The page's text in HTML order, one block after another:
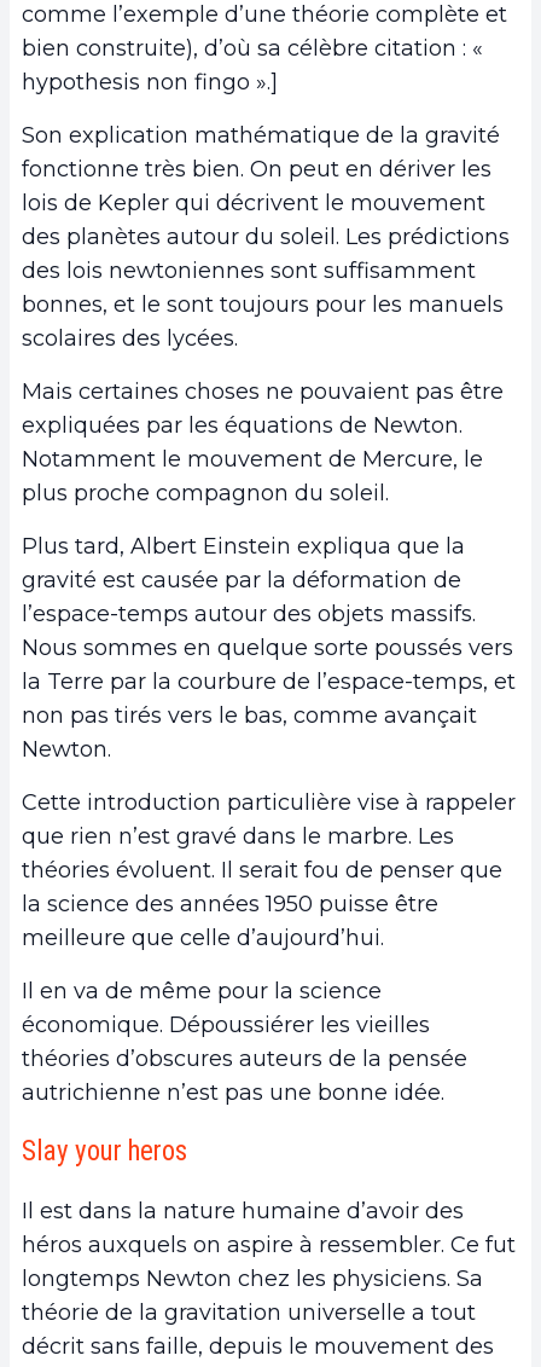
comme l’exemple d’une théorie complète et
bien construite), d’où sa célèbre citation : «
hypothesis non fingo ».]
Son explication mathématique de la gravité
fonctionne très bien. On peut en dériver les
lois de Kepler qui décrivent le mouvement
des planètes autour du soleil. Les prédictions
des lois newtoniennes sont suffisamment
bonnes, et le sont toujours pour les manuels
scolaires des lycées.
Mais certaines choses ne pouvaient pas être
expliquées par les équations de Newton.
Notamment le mouvement de Mercure, le
plus proche compagnon du soleil.
Plus tard, Albert Einstein expliqua que la
gravité est causée par la déformation de
l’espace-temps autour des objets massifs.
Nous sommes en quelque sorte poussés vers
la Terre par la courbure de l’espace-temps, et
non pas tirés vers le bas, comme avançait
Newton.
Cette introduction particulière vise à rappeler
que rien n’est gravé dans le marbre. Les
théories évoluent. Il serait fou de penser que
la science des années 1950 puisse être
meilleure que celle d’aujourd’hui.
Il en va de même pour la science
économique. Dépoussiérer les vieilles
théories d’obscures auteurs de la pensée
autrichienne n’est pas une bonne idée.
Slay your heros
Il est dans la nature humaine d’avoir des
héros auxquels on aspire à ressembler. Ce fut
longtemps Newton chez les physiciens. Sa
théorie de la gravitation universelle a tout
décrit sans faille, depuis le mouvement des